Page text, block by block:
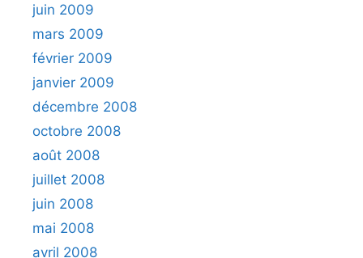
juin 2009
mars 2009
février 2009
janvier 2009
décembre 2008
octobre 2008
août 2008
juillet 2008
juin 2008
mai 2008
avril 2008